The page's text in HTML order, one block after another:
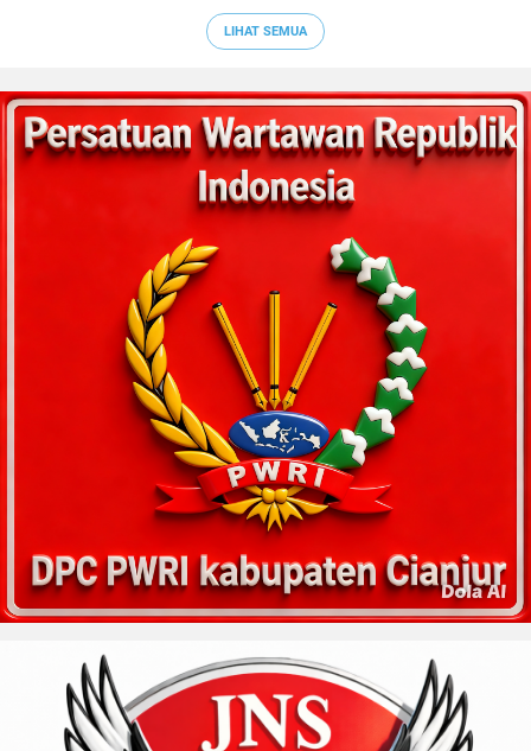
LIHAT SEMUA